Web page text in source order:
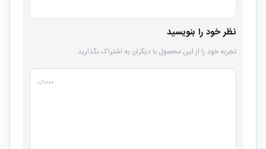
نظر خود را بنویسید
تجربه خود را از این محصول با دیگران به اشتراک بگذارید.
۰/۱۰۰۰